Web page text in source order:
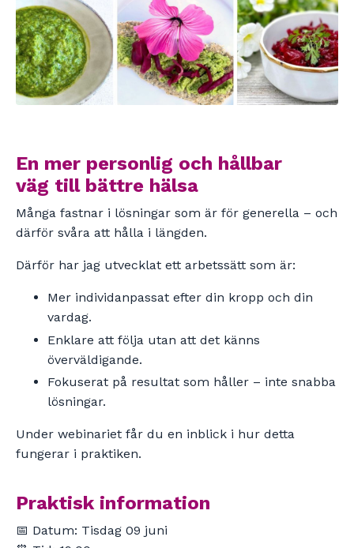
En mer personlig och hållbar
väg till bättre hälsa
Många fastnar i lösningar som är för generella – och
därför svåra att hålla i längden.
Därför har jag utvecklat ett arbetssätt som är:
Mer individanpassat efter din kropp och din
vardag.
Enklare att följa utan att det känns
överväldigande.
Fokuserat på resultat som håller – inte snabba
lösningar.
Under webinariet får du en inblick i hur detta
fungerar i praktiken.
Praktisk information
📅 Datum: Tisdag 09 juni